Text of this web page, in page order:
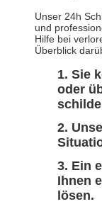
Unser 24h
und
Hilfe bei
Überblick
Sie
oder
Ein
Ihnen
lösen.